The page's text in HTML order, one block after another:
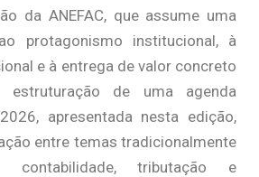
da ANEFAC, que assume uma
protagonismo institucional, à
e à entrega de valor concreto
estruturação de uma agenda
apresentada nesta edição,
entre temas tradicionalmente
contabilidade, tributação e